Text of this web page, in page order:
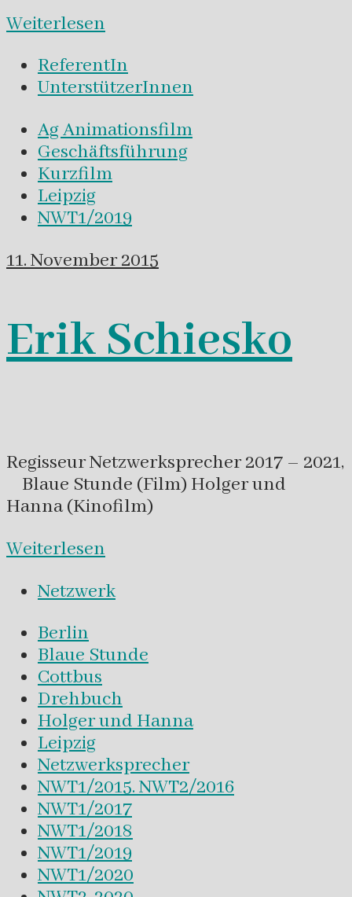
Weiterlesen
ReferentIn
UnterstützerInnen
Ag Animationsfilm
Geschäftsführung
Kurzfilm
Leipzig
NWT1/2019
11. November 2015
Erik Schiesko
Regisseur Netzwerksprecher 2017 – 2021,
Blaue Stunde (Film) Holger und
Hanna (Kinofilm)
Weiterlesen
Netzwerk
Berlin
Blaue Stunde
Cottbus
Drehbuch
Holger und Hanna
Leipzig
Netzwerksprecher
NWT1/2015. NWT2/2016
NWT1/2017
NWT1/2018
NWT1/2019
NWT1/2020